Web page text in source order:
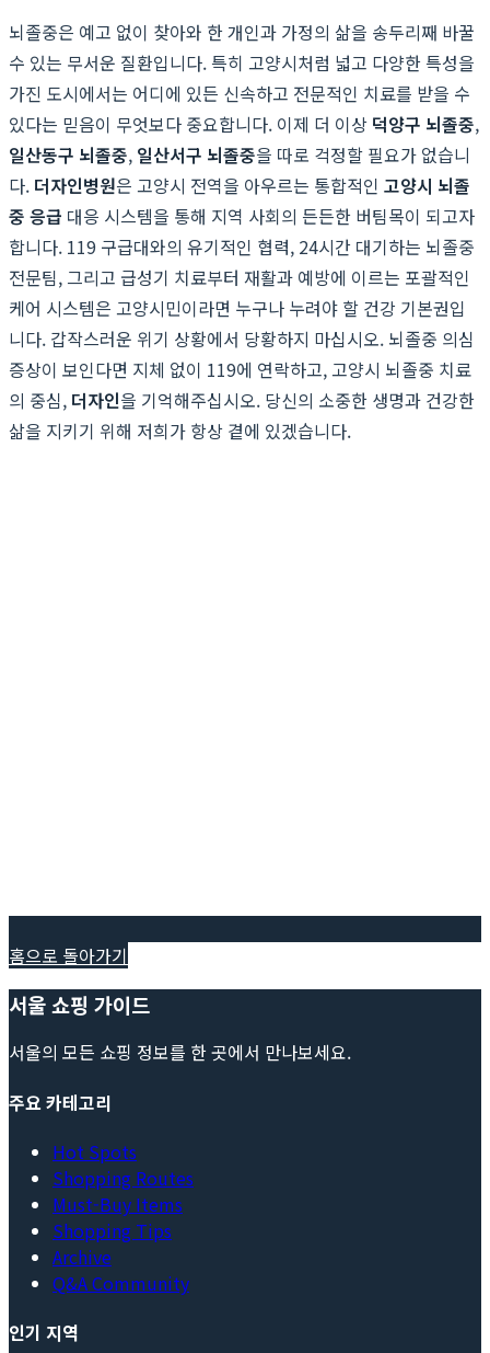
뇌졸중은 예고 없이 찾아와 한 개인과 가정의 삶을 송두리째 바꿀
수 있는 무서운 질환입니다. 특히 고양시처럼 넓고 다양한 특성을
가진 도시에서는 어디에 있든 신속하고 전문적인 치료를 받을 수
있다는 믿음이 무엇보다 중요합니다. 이제 더 이상 덕양구 뇌졸중,
일산동구 뇌졸중, 일산서구 뇌졸중을 따로 걱정할 필요가 없습니
다. 더자인병원은 고양시 전역을 아우르는 통합적인 고양시 뇌졸
중 응급 대응 시스템을 통해 지역 사회의 든든한 버팀목이 되고자
합니다. 119 구급대와의 유기적인 협력, 24시간 대기하는 뇌졸중
전문팀, 그리고 급성기 치료부터 재활과 예방에 이르는 포괄적인
케어 시스템은 고양시민이라면 누구나 누려야 할 건강 기본권입
니다. 갑작스러운 위기 상황에서 당황하지 마십시오. 뇌졸중 의심
증상이 보인다면 지체 없이 119에 연락하고, 고양시 뇌졸중 치료
의 중심, 더자인을 기억해주십시오. 당신의 소중한 생명과 건강한
삶을 지키기 위해 저희가 항상 곁에 있겠습니다.
홈으로 돌아가기
서울 쇼핑 가이드
서울의 모든 쇼핑 정보를 한 곳에서 만나보세요.
주요 카테고리
Hot Spots
Shopping Routes
Must-Buy Items
Shopping Tips
Archive
Q&A Community
인기 지역